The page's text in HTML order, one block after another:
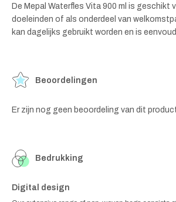
De Mepal Waterfles Vita 900 ml is geschikt
doeleinden of als onderdeel van
kan dagelijks gebruikt worden en is
Beoordelingen
Er zijn nog geen beoordeling van dit
Bedrukking
Digital design